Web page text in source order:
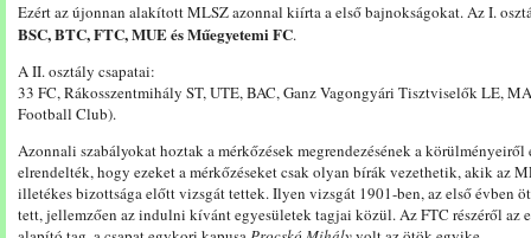
Ezért az újonnan alakított MLSZ azonnal kiírta a első bajnokságokat. Az I.
BSC, BTC, FTC, MUE és Műegyetemi FC.
A II. osztály csapatai:
33 FC, Rákosszentmihály ST, UTE, BAC, Ganz Vagongyári Tisztviselők LE,
Football Club).
Azonnali szabályokat hoztak a mérkőzések megrendezésének a körülményeiről
elrendelték, hogy ezeket a mérkőzéseket csak olyan bírák vezethetik, akik az
illetékes bizottsága előtt vizsgát tettek. Ilyen vizsgát 1901-ben, az első évben
tett, jellemzően az indulni kívánt egyesületek tagjai közül. Az FTC részéről az